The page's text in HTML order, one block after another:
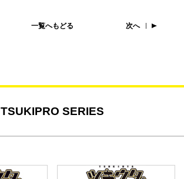
一覧へもどる 次へ
TSUKIPRO SERIES